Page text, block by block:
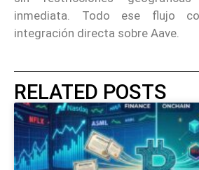
inmediata. Todo ese flujo
integración directa sobre Aave.
RELATED POSTS